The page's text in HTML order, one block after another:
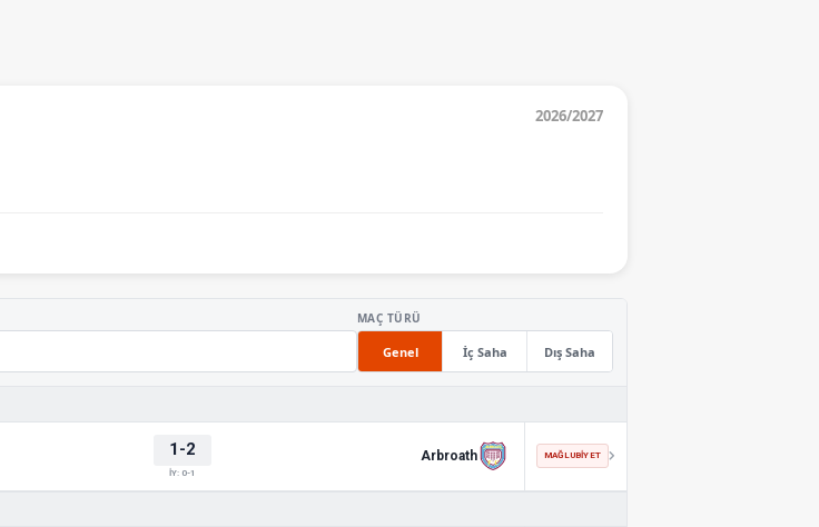
2026/2027
MAÇ TÜRÜ
Genel İç Saha Dış Saha
1-2
İY: 0-1
Arbroath MAĞLUBIYET